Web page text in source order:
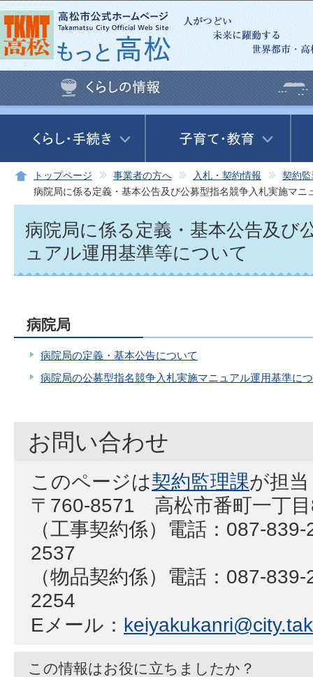
この
トップページ 事業者の方へ 入札・契約情報
契約
病院局に係る定義・基本公告及び公募型指名競争入札実施マニ
病院局に係る定義・基本公告及び
ュアル運用基準等について
病院局
病院局の定義・基本公告について
病院局の公募型指名競争入札実施マニュアル運用基準に
お問い合わせ
このページは契約監理課が担
〒760-8571 高松市番町一丁
（工事契約係）電話：087-
2537
（物品契約係）電話：087-
2254
Eメール：
この情報はお役に立ちましたか？